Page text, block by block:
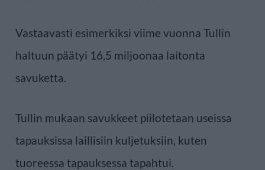
Vastaavasti esimerkiksi viime vuonna Tullin
haltuun päätyi 16,5 miljoonaa laitonta
savuketta.
Tullin mukaan savukkeet piilotetaan useissa
tapauksissa laillisiin kuljetuksiin, kuten
tuoreessa tapauksessa tapahtui.